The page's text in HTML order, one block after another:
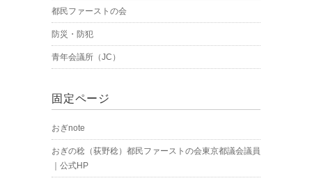
都民ファーストの会
防災・防犯
青年会議所（JC）
固定ページ
おぎnote
おぎの稔（荻野稔）都民ファーストの会東京都議会議員
｜公式HP